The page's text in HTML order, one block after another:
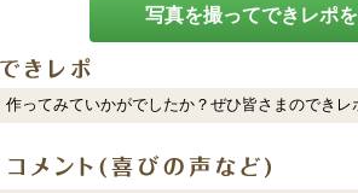
写真を撮ってできレポを
作ってみていかがでしたか？ぜひ皆さまのできレ